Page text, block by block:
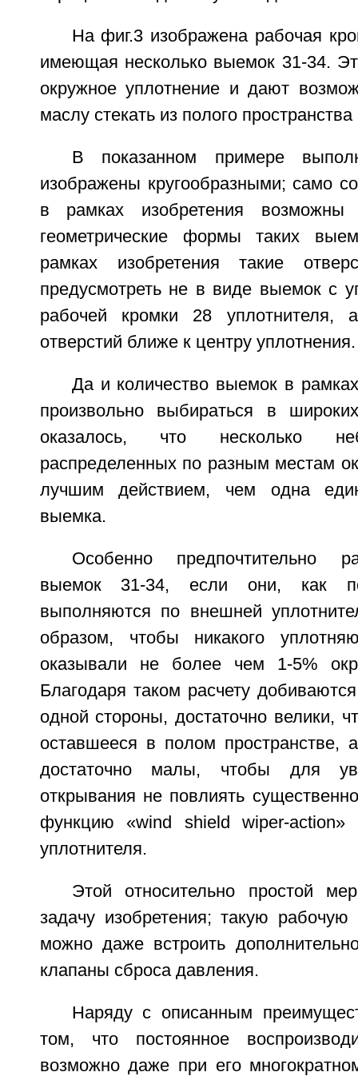
На фиг.3 изображена рабочая
имеющая несколько выемок 31-34.
окружное уплотнение и дают
маслу стекать из полого
В показанном примере
изображены кругообразными; само
в рамках изобретения
геометрические формы таких
рамках изобретения такие
предусмотреть не в виде выемок с
рабочей кромки 28 уплотнителя,
отверстий ближе к центру уплотнения.
Да и количество выемок в
произвольно выбираться в
оказалось, что несколько
распределенных по разным местам
лучшим действием, чем одна
выемка.
Особенно предпочтительно
выемок 31-34, если они, как
выполняются по внешней
образом, чтобы никакого
оказывали не более чем 1-5%
Благодаря таком расчету
одной стороны, достаточно велики,
оставшееся в полом пространстве,
достаточно малы, чтобы для
открывания не повлиять
функцию «wind shield wiper-action»
уплотнителя.
Этой относительно простой
задачу изобретения; такую рабочую
можно даже встроить
клапаны сброса давления.
Наряду с описанным
том, что постоянное
возможно даже при его